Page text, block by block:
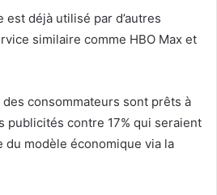
déjà utilisé par d’autres
similaire comme HBO Max et
des consommateurs sont prêts à
publicités contre 17% qui seraient
du modèle économique via la